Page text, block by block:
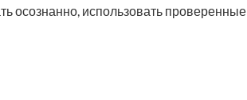
осознанно, использовать проверенные